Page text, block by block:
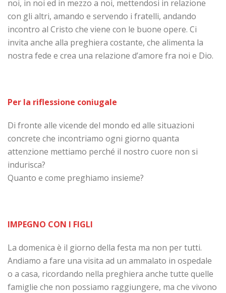
noi, in noi ed in mezzo a noi, mettendosi in relazione
con gli altri, amando e servendo i fratelli, andando
incontro al Cristo che viene con le buone opere. Ci
invita anche alla preghiera costante, che alimenta la
nostra fede e crea una relazione d’amore fra noi e Dio.
Per la riflessione coniugale
Di fronte alle vicende del mondo ed alle situazioni
concrete che incontriamo ogni giorno quanta
attenzione mettiamo perché il nostro cuore non si
indurisca?
Quanto e come preghiamo insieme?
IMPEGNO CON I FIGLI
La domenica è il giorno della festa ma non per tutti.
Andiamo a fare una visita ad un ammalato in ospedale
o a casa, ricordando nella preghiera anche tutte quelle
famiglie che non possiamo raggiungere, ma che vivono